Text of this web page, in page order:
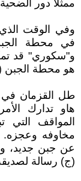
ممثلا دور
وفي الوقت
في محطة
و"سكوري" قد
هو محطة الجبن
طل القزمان في
هاو تدارك
المواقف التي
مخاوفه وعجزه.
عن جبن جديد،
(ج) رسالة لصديقه